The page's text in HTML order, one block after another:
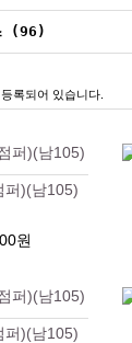
(96)
록되어 있습니다.
퍼)(남105)
원
퍼)(남105)